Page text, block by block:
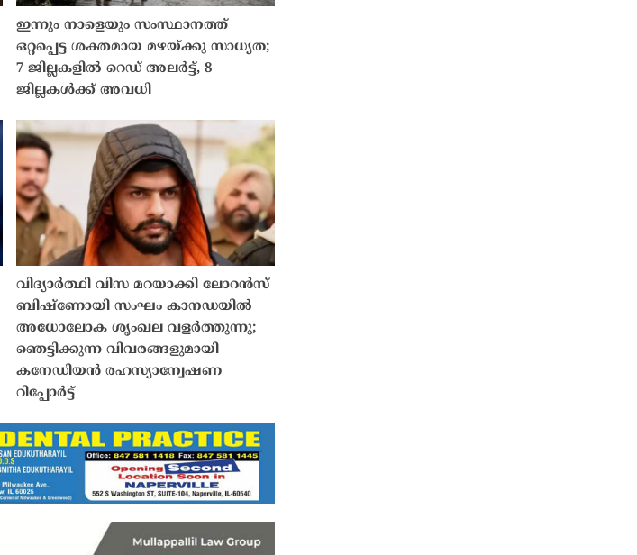
ഇന്നും നാളെയും സംസ്ഥാനത്ത്
ഒറ്റപ്പെട്ട ശക്തമായ മഴയ്ക്കു സാധ്യത;
7 ജില്ലകളിൽ റെഡ് അലർട്ട്, 8
ജില്ലകൾക്ക് അവധി
വിദ്യാർത്ഥി വിസ മറയാക്കി ലോറൻസ്
ബിഷ്ണോയി സംഘം കാനഡയിൽ
അധോലോക ശൃംഖല വളർത്തുന്നു;
ഞെട്ടിക്കുന്ന വിവരങ്ങളുമായി
കനേഡിയൻ രഹസ്യാന്വേഷണ
റിപ്പോർട്ട്